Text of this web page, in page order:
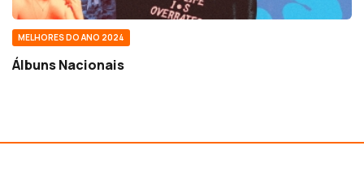
MELHORES DO ANO 2024
Álbuns Nacionais